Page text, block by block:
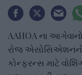
AAHOA ના
રોજ
કોન્ફરન્સ માટે